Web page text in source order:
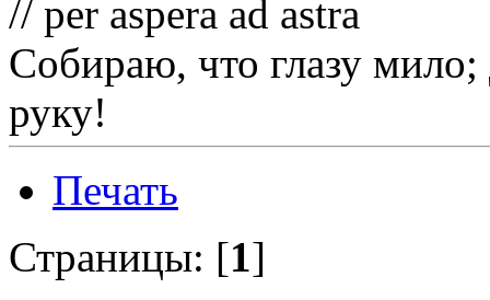
// per aspera ad astra
Собираю, что глазу
руку!
Печать
Страницы: [1]